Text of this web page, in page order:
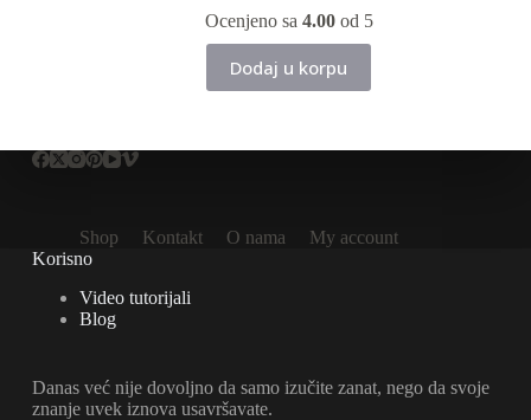
Ocenjeno sa 4.00od 5
Dodaj u korpu
Shop Kontakt O nama
My account
Korisno
Video tutorijali
Blog
Danas već nije dovoljno da samo izučite zanat, nego da svoje
znanje uvek iznova usavršavate.